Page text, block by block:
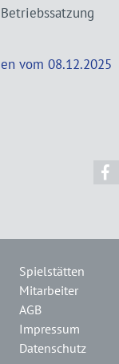
vom 08.12.2025
Spielstätten
Mitarbeiter
AGB
Impressum
Datenschutz